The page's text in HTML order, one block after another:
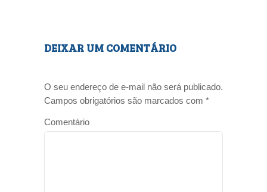
DEIXAR UM COMENTÁRIO
O seu endereço de e-mail não será publicado.
Campos obrigatórios são marcados com *
Comentário